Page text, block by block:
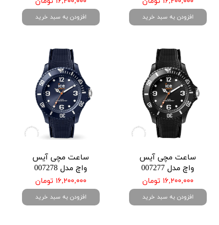
افزودن به سبد خرید افزودن به سبد خرید
ساعت مچی آیس
واچ مدل 007277
۱۶,۲۰۰,۰۰۰ تومان
افزودن به سبد خرید
ساعت مچی آیس
واچ مدل 007278
۱۶,۲۰۰,۰۰۰ تومان
افزودن به سبد خرید